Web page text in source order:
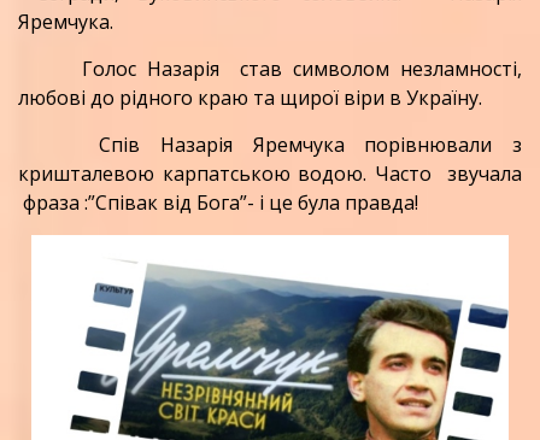
Яремчука.
Голос Назарія став символом незламності,
любові до рідного краю та щирої віри в Україну.
Спів Назарія Яремчука порівнювали з
кришталевою карпатською водою. Часто звучала
фраза :”Співак від Бога”- і це була правда!